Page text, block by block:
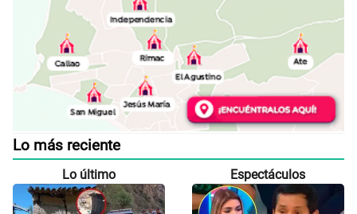
Lo más reciente
Lo último Espectáculos